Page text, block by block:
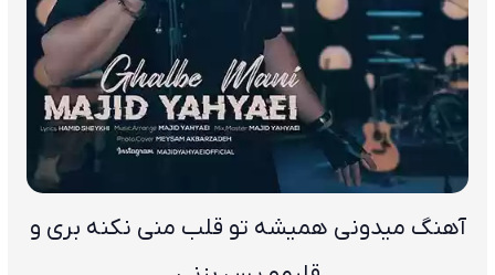
آهنگ میدونی همیشه تو قلب منی نکنه بری و